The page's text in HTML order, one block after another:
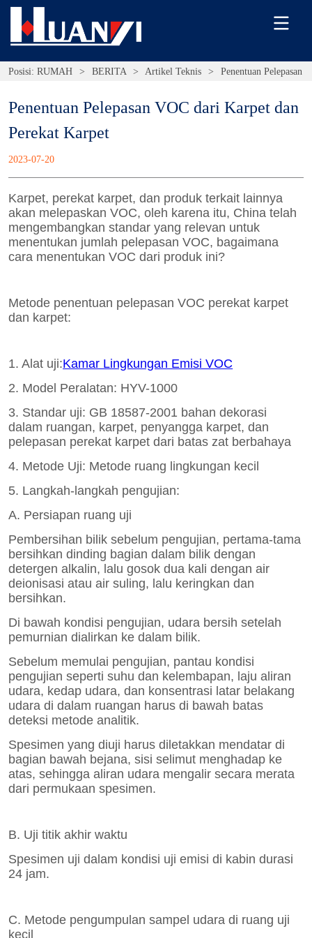
Posisi: RUMAH > BERITA > Artikel Teknis > Penentuan Pelepasan
Penentuan Pelepasan VOC dari Karpet dan
Perekat Karpet
2023-07-20